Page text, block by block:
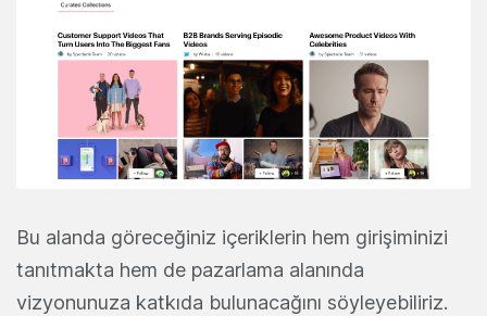
Bu alanda göreceğiniz içeriklerin hem girişiminizi
tanıtmakta hem de pazarlama alanında
vizyonunuza katkıda bulunacağını söyleyebiliriz.